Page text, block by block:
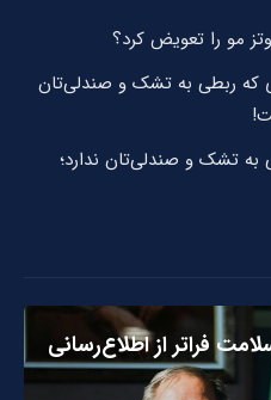
مو را تعویض کرد؟
که ربطی به تشک و صندلی‌تان
به تشک و صندلی‌تان ندارد؛
فراتر از اطلاع‌رسانی